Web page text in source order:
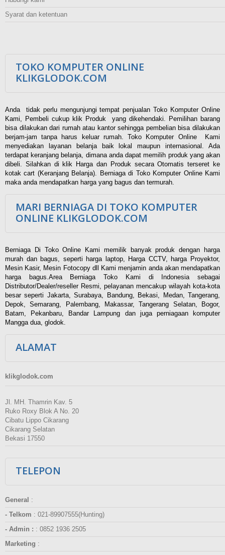
Syarat dan ketentuan
TOKO KOMPUTER ONLINE
KLIKGLODOK.COM
Anda tidak perlu mengunjungi tempat penjualan Toko Komputer Online
Kami, Pembeli cukup klik Produk yang dikehendaki. Pemilihan barang
bisa dilakukan dari rumah atau kantor sehingga pembelian bisa dilakukan
berjam-jam tanpa harus keluar rumah. Toko Komputer Online Kami
menyediakan layanan belanja baik lokal maupun internasional. Ada
terdapat keranjang belanja, dimana anda dapat memilih produk yang akan
dibeli. Silahkan di klik Harga dan Produk secara Otomatis terseret ke
kotak cart (Keranjang Belanja). Berniaga di Toko Komputer Online Kami
maka anda mendapatkan harga yang bagus dan termurah.
MARI BERNIAGA DI TOKO KOMPUTER
ONLINE KLIKGLODOK.COM
Berniaga Di Toko Online Kami memilik banyak produk dengan harga
murah dan bagus, seperti harga laptop, Harga CCTV, harga Proyektor,
Mesin Kasir, Mesin Fotocopy dll Kami menjamin anda akan mendapatkan
harga bagus.Area Berniaga Toko Kami di Indonesia sebagai
Distributor/Dealer/reseller Resmi, pelayanan mencakup wilayah kota-kota
besar seperti Jakarta, Surabaya, Bandung, Bekasi, Medan, Tangerang,
Depok, Semarang, Palembang, Makassar, Tangerang Selatan, Bogor,
Batam, Pekanbaru, Bandar Lampung dan juga perniagaan komputer
Mangga dua, glodok.
ALAMAT
klikglodok.com
Jl. MH. Thamrin Kav. 5
Ruko Roxy Blok A No. 20
Cibatu Lippo Cikarang
Cikarang Selatan
Bekasi 17550
TELEPON
General :
- Telkom : 021-89907555(Hunting)
- Admin : : 0852 1936 2505
Marketing :